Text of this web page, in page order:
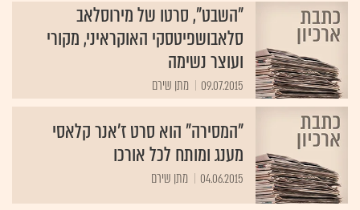
"השבט", סרטו של מירוסלאב
סלאבושפיטסקי האוקראיני, מקורי
ועוצר נשימה
09.07.2015 מתן שירם
"המסירה" הוא סרט ז'אנר קלאסי
מענג ומותח לכל אורכו
04.06.2015 מתן שירם